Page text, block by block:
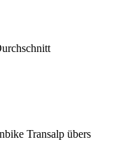
Transalp übers